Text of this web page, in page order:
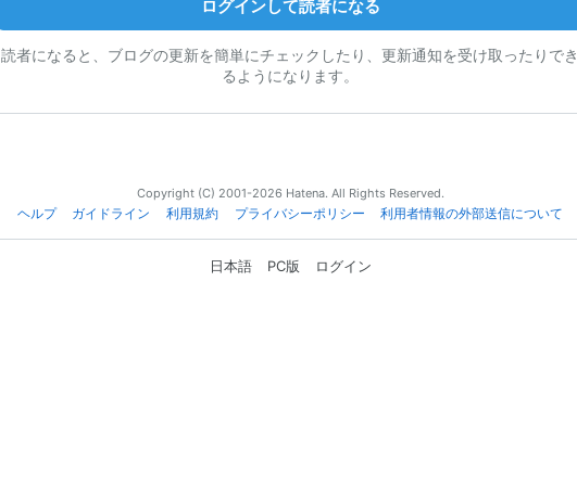
ログインして読者になる
読者になると、ブログの更新を簡単にチェックしたり、更新通知を受け取ったりでき
るようになります。
Copyright (C) 2001-2026 Hatena. All Rights Reserved.
ヘルプ
ガイドライン 利用規約 プライバシーポリシー 利用者情報の外部送信について
日本語 PC版 ログイン